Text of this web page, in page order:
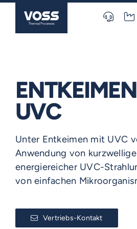
UVC
Unter Entkeimen mit UVC
Anwendung von
energiereicher UVC-
von einfachen
Vertriebs-Kontakt